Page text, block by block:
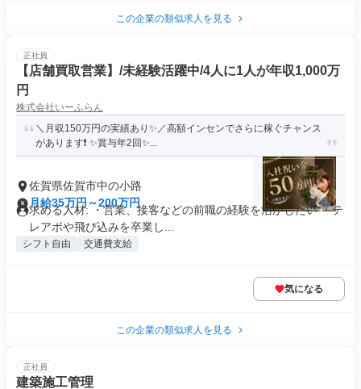
この企業の類似求人を見る
正社員
【店舗買取営業】/未経験活躍中/4人に1人が年収1,000万
円
株式会社いーふらん
＼月収150万円の実績あり✨／高額インセンでさらに稼ぐチャンス
があります❗ ✨賞与年2回✨...
佐賀県佐賀市中の小路
月給35万円～200万円
求める人材: ・営業、接客などの前職の経験を活かしたい ・テ
レアポや飛び込みを卒業し...
シフト自由 交通費支給
気になる
この企業の類似求人を見る
正社員
建築施工管理